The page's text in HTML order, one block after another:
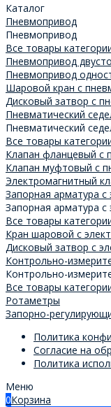
Каталог
Пневмопривод
Пневмопривод
Все товары
Пневмопривод
Пневмопривод
Шаровой кран с
Дисковый затвор с
Пневматический
Пневматический
Все товары
Клапан фланцевый с
Клапан муфтовый с
Электромагнитный
Запорная арматура
Запорная арматура
Все товары
Кран шаровой с
Дисковый затвор с
Контрольно-
Контрольно-
Все товары
Ротаметры
Запорно-
Политика
Согласие на
Политика
Меню
0Корзина